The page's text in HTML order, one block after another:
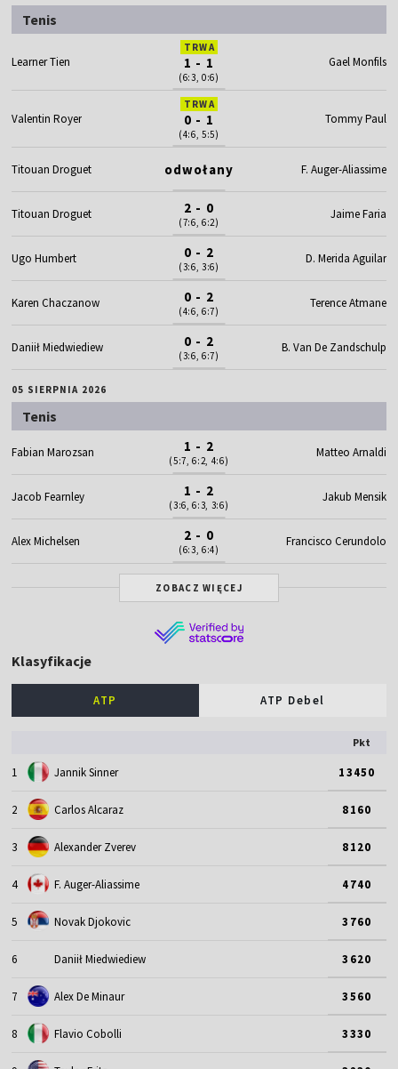
Tenis
Learner Tien
TRWA
1 - 1
(6:3, 0:6)
Gael Monfils
Valentin Royer
TRWA
0 - 1
(4:6, 5:5)
Tommy Paul
Titouan Droguet odwołany F. Auger-Aliassime
Titouan Droguet 2 - 0
(7:6, 6:2)
Jaime Faria
Ugo Humbert 0 - 2
(3:6, 3:6)
D. Merida Aguilar
Karen Chaczanow 0 - 2
(4:6, 6:7)
Terence Atmane
Daniił Miedwiediew 0 - 2
(3:6, 6:7)
B. Van De Zandschulp
05 SIERPNIA 2026
Tenis
Fabian Marozsan 1 - 2
(5:7, 6:2, 4:6)
Matteo Arnaldi
Jacob Fearnley 1 - 2
(3:6, 6:3, 3:6)
Jakub Mensik
Alex Michelsen 2 - 0
(6:3, 6:4)
Francisco Cerundolo
ZOBACZ WIĘCEJ
Klasyfikacje
ATP ATP Debel
Pkt
1 Jannik Sinner 13450
2 Carlos Alcaraz 8160
3 Alexander Zverev 8120
4 F. Auger-Aliassime 4740
5 Novak Djokovic 3760
6 Daniił Miedwiediew 3620
7 Alex De Minaur 3560
8 Flavio Cobolli 3330